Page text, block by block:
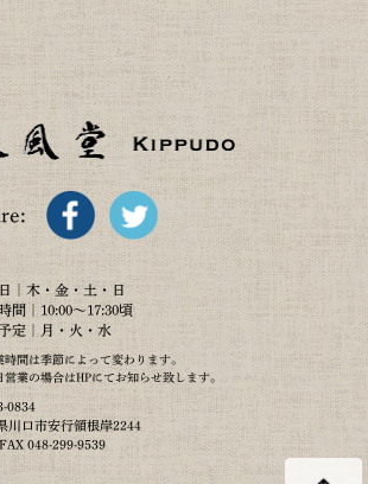
｜木・金・土・日
間｜10:00～17:30頃
定｜月・火・水
間は季節によって変わります。
業の場合はHPにてお知らせ致します。
0834
川口市安行領根岸2244
048-299-9539